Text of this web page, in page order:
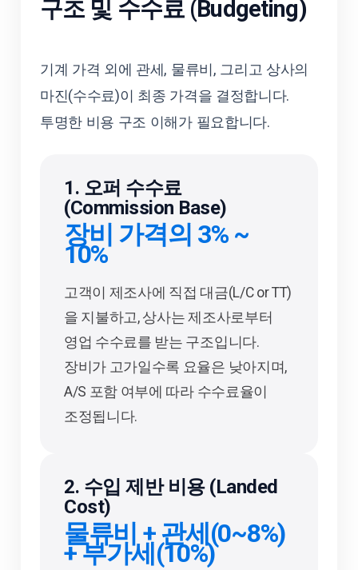
구조 및 수수료 (Budgeting)
기계 가격 외에 관세, 물류비, 그리고 상사의
마진(수수료)이 최종 가격을 결정합니다.
투명한 비용 구조 이해가 필요합니다.
1. 오퍼 수수료
(Commission Base)
장비 가격의 3% ~
10%
고객이 제조사에 직접 대금(L/C or TT)
을 지불하고, 상사는 제조사로부터
영업 수수료를 받는 구조입니다.
장비가 고가일수록 요율은 낮아지며,
A/S 포함 여부에 따라 수수료율이
조정됩니다.
2. 수입 제반 비용 (Landed
Cost)
물류비 + 관세(0~8%)
+ 부가세(10%)